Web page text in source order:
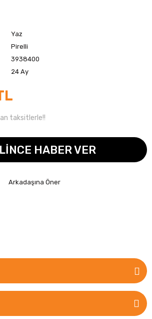
Yaz
Pirelli
3938400
24 Ay
taksitlerle!!
HABER VER
Arkadaşına Öner